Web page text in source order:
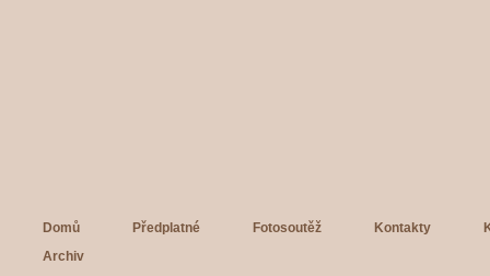
Domů Předplatné Fotosoutěž Kontakty
Archiv